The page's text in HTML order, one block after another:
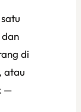
di
, atau
—